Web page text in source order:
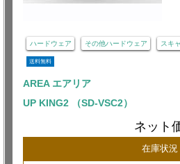
ハードウェア その他ハードウェア スキ
送料無料
AREA エアリア
UP KING2 （SD-VSC2）
ネット
在庫状況